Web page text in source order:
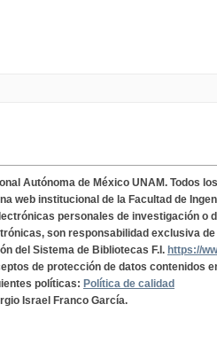
Autónoma de México UNAM. Todos
web institucional de la Facultad de
personales de investigación o
son responsabilidad exclusiva
del Sistema de Bibliotecas F.I. https://
de protección de datos contenidos
políticas: Política de calidad
Israel Franco García.